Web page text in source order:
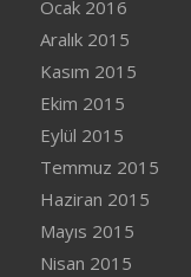
Ocak 2016
Aralık 2015
Kasım 2015
Ekim 2015
Eylül 2015
Temmuz 2015
Haziran 2015
Mayıs 2015
Nisan 2015